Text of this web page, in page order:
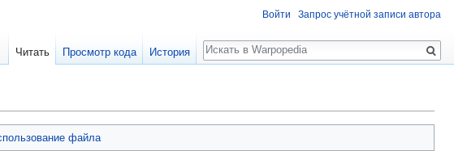
файла
Войти Запрос учётной записи автора
Читать Просмотр кода История
Поиск